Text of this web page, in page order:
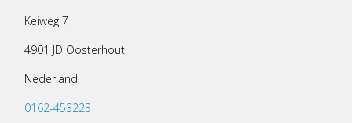
Keiweg 7
4901 JD Oosterhout
Nederland
0162-453223